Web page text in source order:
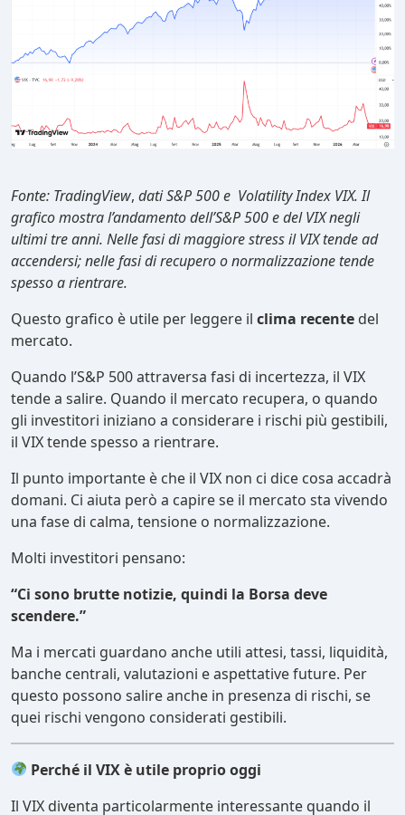
Fonte: TradingView, dati S&P 500 e Volatility Index VIX. Il
grafico mostra l’andamento dell’S&P 500 e del VIX negli
ultimi tre anni. Nelle fasi di maggiore stress il VIX tende ad
accendersi; nelle fasi di recupero o normalizzazione tende
spesso a rientrare.
Questo grafico è utile per leggere il clima recente del
mercato.
Quando l’S&P 500 attraversa fasi di incertezza, il VIX
tende a salire. Quando il mercato recupera, o quando
gli investitori iniziano a considerare i rischi più gestibili,
il VIX tende spesso a rientrare.
Il punto importante è che il VIX non ci dice cosa accadrà
domani. Ci aiuta però a capire se il mercato sta vivendo
una fase di calma, tensione o normalizzazione.
Molti investitori pensano:
“Ci sono brutte notizie, quindi la Borsa deve
scendere.”
Ma i mercati guardano anche utili attesi, tassi, liquidità,
banche centrali, valutazioni e aspettative future. Per
questo possono salire anche in presenza di rischi, se
quei rischi vengono considerati gestibili.
Perché il VIX è utile proprio oggi
Il VIX diventa particolarmente interessante quando il